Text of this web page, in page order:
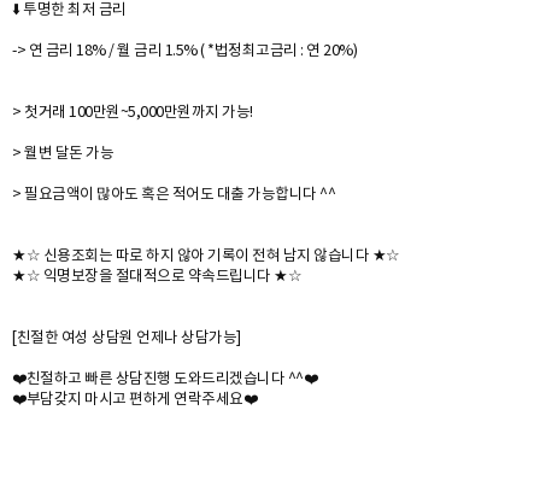
⬇️ 투명한 최저 금리
-> 연 금리 18% / 월 금리 1.5% ( *법정최고금리 : 연 20%)
> 첫거래 100만원~5,000만원까지 가능!
> 월변 달돈 가능
> 필요금액이 많아도 혹은 적어도 대출 가능합니다 ^^
★☆ 신용조회는 따로 하지 않아 기록이 전혀 남지 않습니다 ★☆
★☆ 익명보장을 절대적으로 약속드립니다 ★☆
[친절한 여성 상담원 언제나 상담가능]
❤️친절하고 빠른 상담진행 도와드리겠습니다 ^^❤️
❤️부담갖지 마시고 편하게 연락주세요❤️